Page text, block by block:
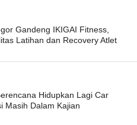
Gandeng IKIGAI Fitness,
Latihan dan Recovery Atlet
Hidupkan Lagi Car
Masih Dalam Kajian